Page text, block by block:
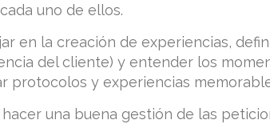
uno de ellos.
en la creación de experiencias,
del cliente) y entender los
protocolos y experiencias
una buena gestión de las